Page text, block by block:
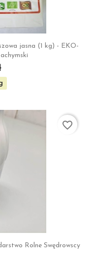
jasna (1 kg) - EKO-
Rolne Swędrowscy
favorite_border